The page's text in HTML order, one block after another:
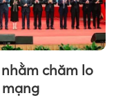
chăm lo